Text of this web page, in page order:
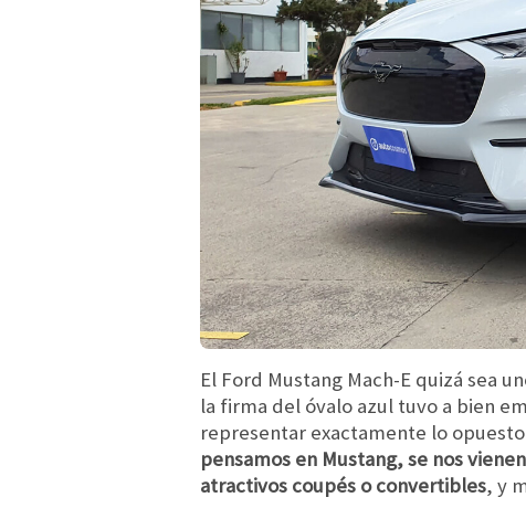
El Ford Mustang Mach-E quizá sea
la firma del óvalo azul tuvo a bien
representar exactamente lo
pensamos en Mustang, se nos
atractivos coupés o convertibles, y